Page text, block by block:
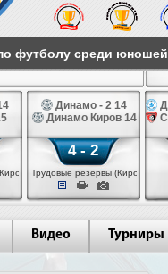
футболу среди юношей
Динамо - 2 14
Динамо Киров 14
4 - 2
Трудовые резервы (Киров)
Видео Турниры